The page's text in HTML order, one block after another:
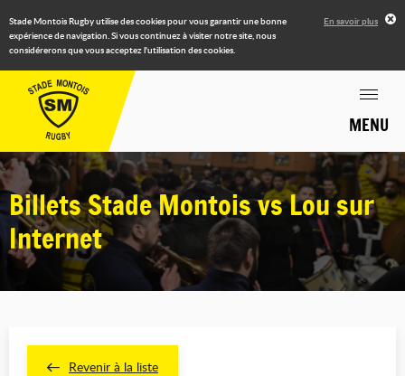
Stade Montois Rugby utilise des cookies pour vous garantir une bonne
expérience de navigation. Si vous continuez à visiter notre site, nous
considérerons que vous acceptez l'utilisation des cookies.
En savoir plus
MENU
Billets Stade Montois vs Lou sur
Internet
Revenir à la liste